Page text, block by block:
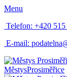
Menu
Telefon: +420
E-mail:
MěstysProsiměřice